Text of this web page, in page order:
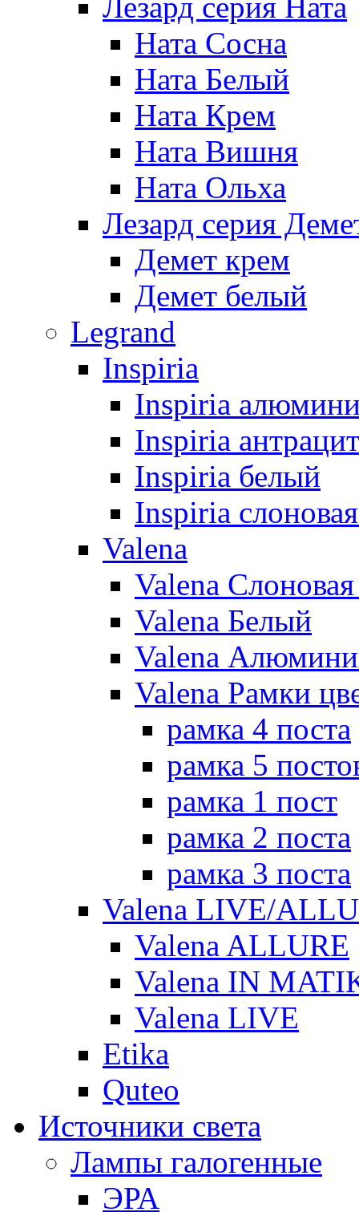
Ната Сосна
Ната Белый
Ната Крем
Ната Вишня
Ната Ольха
Лезард серия
Демет крем
Демет белый
Legrand
Inspiria
Inspiria
Inspiria антрацит
Inspiria белый
Inspiria
Valena
Valena Слоновая
Valena Белый
Valena
Valena Рамки
рамка 4 поста
рамка 5
рамка 1 пост
рамка 2 поста
рамка 3 поста
Valena LIVE/
Valena ALLURE
Valena IN
Valena LIVE
Etika
Quteo
Источники света
Лампы галогенные
ЭРА